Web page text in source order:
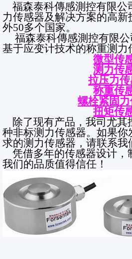
福森泰科傳感測控有限公
力传感器及解决方案的高
外50多个国家。
福森泰科傳感測控有限
基于应变计技术的称重测力
微型传
测力传
拉压力
称重传
螺栓紧固
扭矩传
除了现有产品，我司尤其
种非标测力传感器。如果
求的测力传感器，请联系我
凭借多年的传感器设计，
我们的品质值得信任！